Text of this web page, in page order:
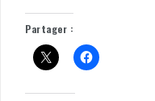
Partager :